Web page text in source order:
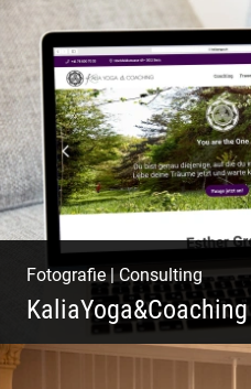
W.U.F.O. Food
Catering Service |
Fotografie | Consulting
KaliaYoga&Coaching
Pint- & Webdesign,